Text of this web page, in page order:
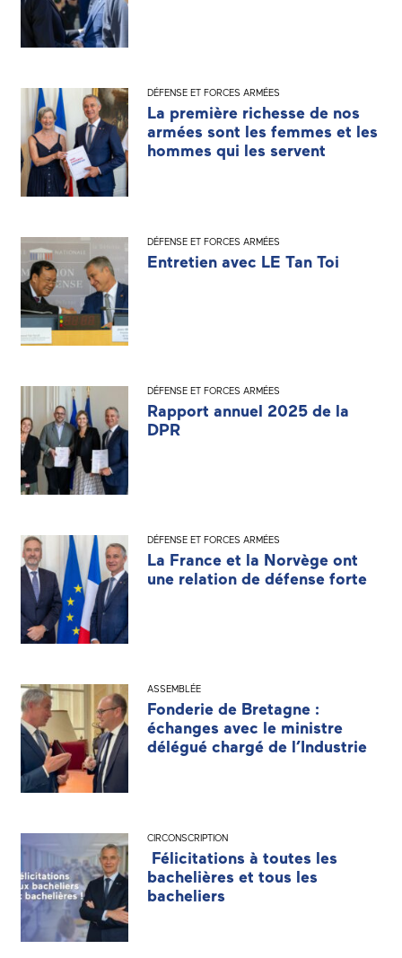
DÉFENSE ET FORCES ARMÉES
La première richesse de nos
armées sont les femmes et les
hommes qui les servent
DÉFENSE ET FORCES ARMÉES
Entretien avec LE Tan Toi
DÉFENSE ET FORCES ARMÉES
Rapport annuel 2025 de la
DPR
DÉFENSE ET FORCES ARMÉES
La France et la Norvège ont
une relation de défense forte
ASSEMBLÉE
Fonderie de Bretagne :
échanges avec le ministre
délégué chargé de l’Industrie
CIRCONSCRIPTION
Félicitations à toutes les
bachelières et tous les
bacheliers